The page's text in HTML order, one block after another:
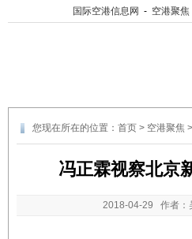
国际空港信息网 - 空港聚焦
您现在所在的位置： 首页 > 空港聚焦 >
冯正霖视察北京
2018-04-29 作者：